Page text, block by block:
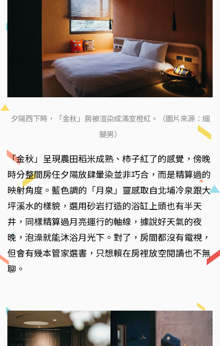
夕陽西下時，「金秋」房被渲染成滿室橙紅。（圖片來源：細
腿男）
「金秋」呈現農田稻米成熟、柿子紅了的感覺，傍晚
時分整間房任夕陽放肆暈染並非巧合，而是精算過的
映射角度。藍色調的「月泉」靈感取自北埔冷泉跟大
坪溪水的樣貌，選用砂岩打造的浴缸上頭也有半天
井，同樣精算過月亮運行的軸線，據說好天氣的夜
晚，泡澡就能沐浴月光下。對了，房間都沒有電視，
但會有幾本管家選書，只想賴在房裡放空閱讀也不無
聊。